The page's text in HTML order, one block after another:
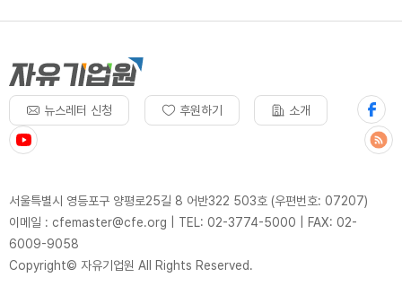
뉴스레터 신청 후원하기 소개
서울특별시 영등포구 양평로25길 8 어반322 503호 (우편번호: 07207)
이메일 : cfemaster@cfe.org
TEL: 02-3774-5000
FAX: 02-
6009-9058
Copyright© 자유기업원 All Rights Reserved.